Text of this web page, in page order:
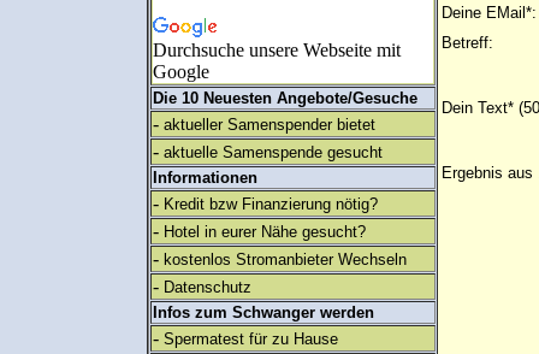
Durchsuche unsere Webseite mit
Google
Die 10 Neuesten Angebote/Gesuche
- aktueller Samenspender bietet
- aktuelle Samenspende gesucht
Informationen
- Kredit bzw Finanzierung nötig?
- Hotel in eurer Nähe gesucht?
- kostenlos Stromanbieter Wechseln
- Datenschutz
Infos zum Schwanger werden
- Spermatest für zu Hause
Deine EMail*:
Betreff:
Dein Text*
Ergebnis aus